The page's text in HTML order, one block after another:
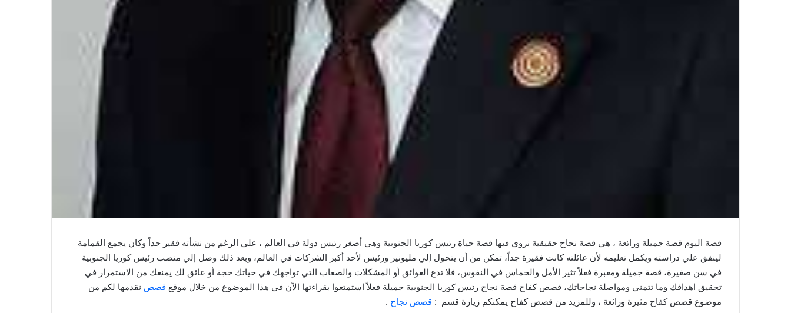
قصة اليوم قصة جميلة ورائعة ، هي قصة نجاح حقيقية نروي فيها قصة حياة رئيس كوريا الجنوبية وهي أصغر رئيس دولة في العالم ، علي الرغم من نشأته فقير جداً وكان يجمع القمامة
لينفق علي دراسته ويكمل تعليمه لأن عائلته كانت فقيرة جداً، تمكن من أن يتحول إلي مليونير ورئيس لأحد أكبر الشركات في العالم، وبعد ذلك وصل إلي منصب رئيس كوريا الجنوبية
في سن صغيرة، قصة جميلة ومعبرة فعلاً تثير الأمل والحماس في النفوس، فلا تدع العوائق أو المشكلات والصعاب التي تواجهك في حياتك حجة أو عائق لك يمنعك من الاستمرار في
تحقيق اهدافك وما تتمني ومواصلة نجاحاتك، قصص كفاح قصة نجاح رئيس كوريا الجنوبية جميلة فعلاً استمتعوا بقراءتها الآن في هذا الموضوع من خلال موقع قصص نقدمها لكم من
موضوع قصص كفاح مثيرة ورائعة ، وللمزيد من قصص كفاح يمكنكم زيارة قسم : قصص نجاح .